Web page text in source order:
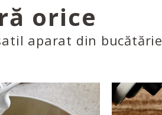
orice
aparat din bucătărie